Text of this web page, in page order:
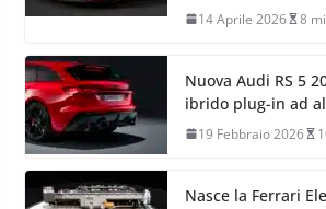
14 Aprile 2026 8
Nuova Audi RS 5
ibrido plug-in ad
19 Febbraio 2026
Nasce la Ferrari